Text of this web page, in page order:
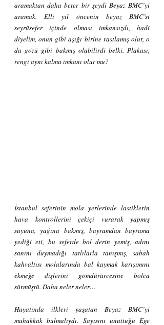
aramaktan daha beter bir şeydi Beyaz BMC’yi
aramak. Elli yıl öncenin beyaz BMC’si
seyrüsefer içinde olması imkansızdı, hadi
diyelim, onun gibi aşığı birine rastlamış olur, o
da gözü gibi bakmış olabilirdi belki. Plakası,
rengi aynı kalma imkanı olur mu?
İstanbul seferinin mola yerlerinde lastiklerin
hava kontrollerini çekiçi vurarak yapmış
suyuna, yağına bakmış, bayramdan bayrama
yediği eti, bu seferde bol derin yemiş, adını
sanını duymadığı tatlılarla tanışmış, sabah
kahvaltısı molalarında bal kaymak karışımını
ekmeğe dişlerini gömdürürcesine bolca
sürmüştü. Daha neler neler…
Hayatında ilkleri yaşatan Beyaz BMC’yi
muhakkak bulmalıydı. Sayısını unuttuğu Ege